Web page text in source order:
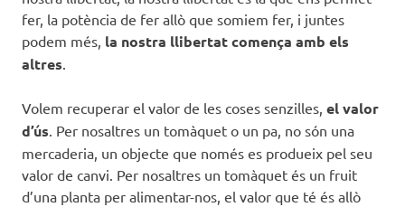
fer, la potència de fer allò que somiem fer, i juntes
podem més, la nostra llibertat comença amb els
altres
Volem recuperar el valor de les coses senzilles, el valor
d’ús . Per nosaltres un tomàquet o un pa, no són una
mercaderia, un objecte que només es produeix pel seu
valor de canvi. Per nosaltres un tomàquet és un fruit
d’una planta per alimentar-nos, el valor que té és allò